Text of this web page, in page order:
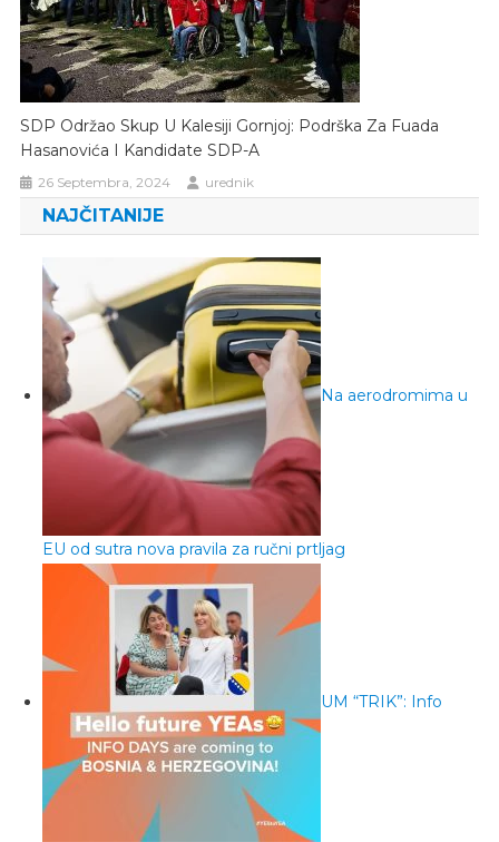
SDP Održao Skup U Kalesiji Gornjoj: Podrška Za Fuada
Hasanovića I Kandidate SDP-A
26 Septembra, 2024 urednik
NAJČITANIJE
Na aerodromima u
EU od sutra nova pravila za ručni prtljag
UM “TRIK”: Info